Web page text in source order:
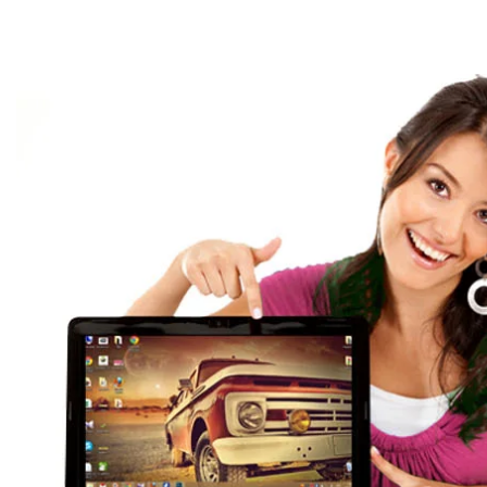
Ремонт
профессия
Мы выполняем ремонт ноутбуков в
заставы любых моделей и